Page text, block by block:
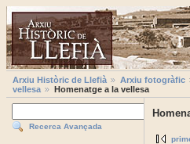
Arxiu Històric de Llefià Arxiu fotogràfic
vellesa
Homenatge a la vellesa
Recerca Avançada